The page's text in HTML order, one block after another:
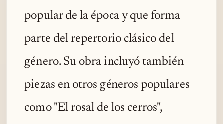
popular de la época y que forma
parte del repertorio clásico del
género. Su obra incluyó también
piezas en otros géneros populares
como "El rosal de los cerros",